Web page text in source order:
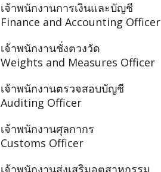
เจ้าพนักงานการเงินและบัญชี
Finance and Accounting Officer
เจ้าพนักงานชั่งตวงวัด
Weights and Measures Officer
เจ้าพนักงานตรวจสอบบัญชี
Auditing Officer
เจ้าพนักงานศุลกากร
Customs Officer
เจ้าพนักงานส่งเสริมอุตสาหกรรม